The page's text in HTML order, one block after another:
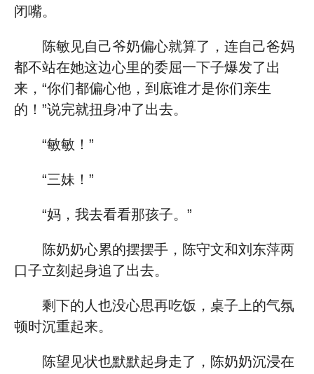
闭嘴。
陈敏见自己爷奶偏心就算了，连自己爸妈
都不站在她这边心里的委屈一下子爆发了出
来，“你们都偏心他，到底谁才是你们亲生
的！”说完就扭身冲了出去。
“敏敏！”
“三妹！”
“妈，我去看看那孩子。”
陈奶奶心累的摆摆手，陈守文和刘东萍两
口子立刻起身追了出去。
剩下的人也没心思再吃饭，桌子上的气氛
顿时沉重起来。
陈望见状也默默起身走了，陈奶奶沉浸在